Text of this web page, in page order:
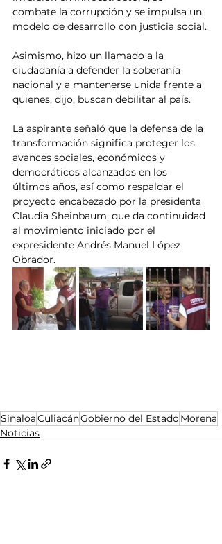
combate la corrupción y se impulsa un
modelo de desarrollo con justicia social.
Asimismo, hizo un llamado a la
ciudadanía a defender la soberanía
nacional y a mantenerse unida frente a
quienes, dijo, buscan debilitar al país.
La aspirante señaló que la defensa de la
transformación significa proteger los
avances sociales, económicos y
democráticos alcanzados en los
últimos años, así como respaldar el
proyecto encabezado por la presidenta
Claudia Sheinbaum, que da continuidad
al movimiento iniciado por el
expresidente Andrés Manuel López
Obrador.
SinaloaCuliacánGobierno del EstadoMorena
Noticias